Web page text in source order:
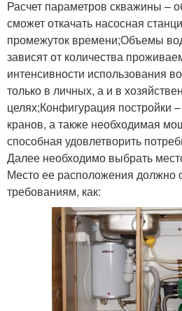
Расчет параметров скважины –
сможет откачать насосная
промежуток времени;Объемы
зависят от количества
интенсивности использования
только в личных, а и в
целях;Конфигурация постройки
кранов, а также необходимая
способная удовлетворить
Далее необходимо выбрать
Место ее расположения должно
требованиям, как: